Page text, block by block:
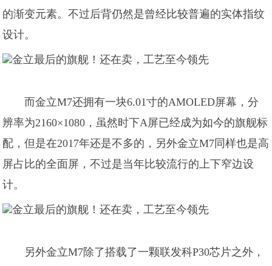
的渐变元素。不过后背仍然是曾经比较普遍的实体指纹
设计。
而金立M7还拥有一块6.01寸的AMOLED屏幕，分
辨率为2160×1080，虽然时下A屏已经成为如今的旗舰标
配，但是在2017年还是不多的，另外金立M7同样也是高
屏占比的全面屏，不过是当年比较流行的上下窄边设
计。
另外金立M7除了搭载了一颗联发科P30芯片之外，